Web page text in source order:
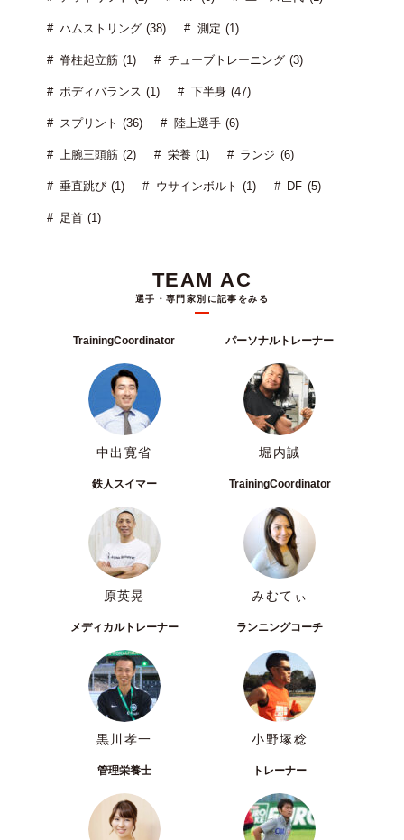
ハムストリング (38) 測定 (1)
脊柱起立筋 (1) チューブトレーニング (3)
ボディバランス (1) 下半身 (47)
スプリント (36) 陸上選手 (6)
上腕三頭筋 (2) 栄養 (1) ランジ (6)
垂直跳び (1) ウサインボルト (1) DF (5)
足首 (1)
TEAM AC
選手・専門家別に記事をみる
TrainingCoordinator
中出寛省
パーソナルトレーナー
堀内誠
鉄人スイマー
原英晃
TrainingCoordinator
みむてぃ
メディカルトレーナー
黒川孝一
ランニングコーチ
小野塚稔
管理栄養士 トレーナー